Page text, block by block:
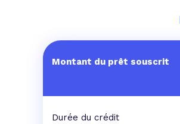
Montant du prêt souscrit
Durée du crédit